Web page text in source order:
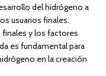
del hidrógeno a
usuarios finales.
finales y los factores
es fundamental para
en la creación